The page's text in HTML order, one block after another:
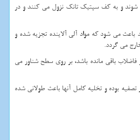
شوند و به کف سپتیک تانک نزول می کنند و در
می شود که مواد آلی آلاینده تجزیه شده و
می گردد.
باقی مانده باشد، بر روی سطح شناور می
بوده و تخلیه کامل آنها باعث طولانی شده